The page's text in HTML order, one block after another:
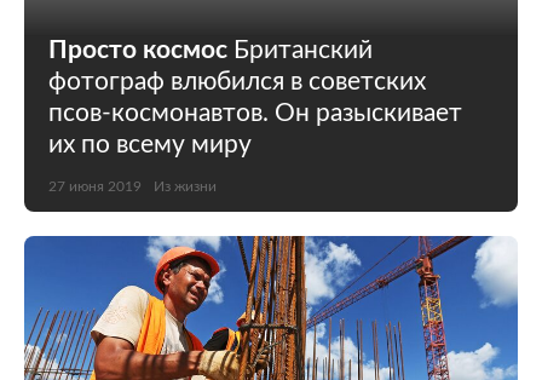
Просто космос Британский
фотограф влюбился в советских
псов-космонавтов. Он разыскивает
их по всему миру
27 июня 2019 Из жизни